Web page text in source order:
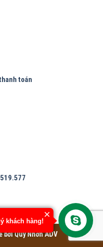
khách hàng!
toán
bởiQuy Nhơn ADV